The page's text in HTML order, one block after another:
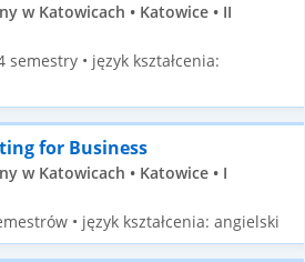
w Katowicach • Katowice • II
• język kształcenia:
for Business
w Katowicach • Katowice • I
• język kształcenia: angielski